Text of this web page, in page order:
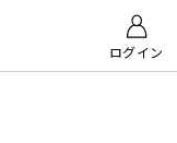
ログイン